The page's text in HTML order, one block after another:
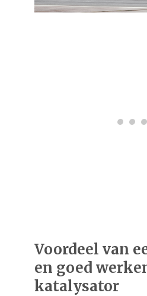
Voordeel van
en goed
katalysator